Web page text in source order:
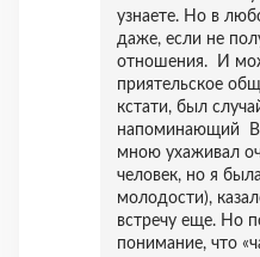
узнаете. Но в
даже, если не
отношения. И
приятельское
кстати, был
напоминающий
мною ухаживал
человек, но я
молодости),
встречу еще. Но
понимание, что